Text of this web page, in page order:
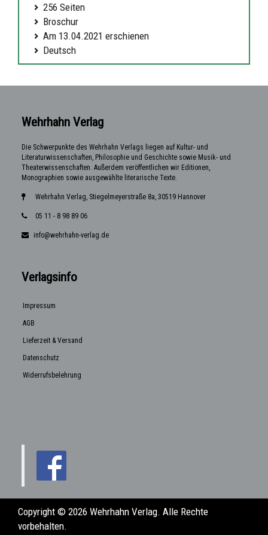
256 Seiten
Broschur
Am 13.04.2021 erschienen
Deutsch
Wehrhahn Verlag
Die Schwerpunkte des Wehrhahn Verlags liegen auf Kultur- und
Literaturwissenschaften, Philosophie und Geschichte sowie Musik- und
Theaterwissenschaften. Außerdem veröffentlichen wir Editionen,
Monographien sowie ausgewählte literarische Texte.
Wehrhahn Verlag, Stiegelmeyerstraße 8a, 30519 Hannover
05 11 - 8 98 89 06
info@wehrhahn-verlag.de
Verlagsinfo
Impressum
AGB
Lieferzeit & Versand
Datenschutz
Widerrufsbelehrung
Copyright © 2026 Wehrhahn Verlag. Alle Rechte
vorbehalten.